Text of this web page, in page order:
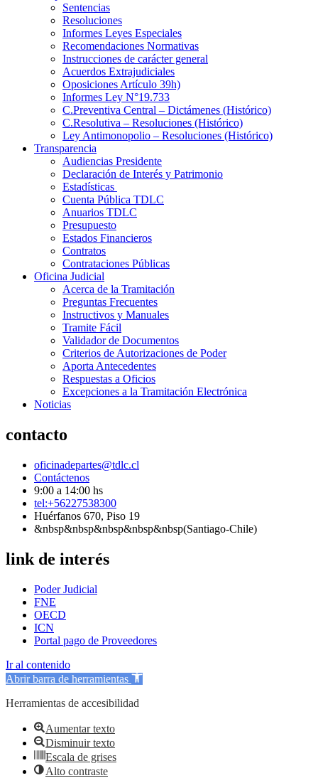
Sentencias
Resoluciones
Informes Leyes Especiales
Recomendaciones Normativas
Instrucciones de carácter general
Acuerdos Extrajudiciales
Oposiciones Artículo 39h)
Informes Ley N°19.733
C.Preventiva Central – Dictámenes (Histórico)
C.Resolutiva – Resoluciones (Histórico)
Ley Antimonopolio – Resoluciones (Histórico)
Transparencia
Audiencias Presidente
Declaración de Interés y Patrimonio
Estadísticas
Cuenta Pública TDLC
Anuarios TDLC
Presupuesto
Estados Financieros
Contratos
Contrataciones Públicas
Oficina Judicial
Acerca de la Tramitación
Preguntas Frecuentes
Instructivos y Manuales
Tramite Fácil
Validador de Documentos
Criterios de Autorizaciones de Poder
Aporta Antecedentes
Respuestas a Oficios
Excepciones a la Tramitación Electrónica
Noticias
contacto
oficinadepartes@tdlc.cl
Contáctenos
9:00 a 14:00 hs
tel:+56227538300
Huérfanos 670, Piso 19
&nbsp&nbsp&nbsp&nbsp&nbsp(Santiago-Chile)
link de interés
Poder Judicial
FNE
OECD
ICN
Portal pago de Proveedores
Ir al contenido
Abrir barra de herramientas
Herramientas de accesibilidad
Aumentar texto
Disminuir texto
Escala de grises
Alto contraste